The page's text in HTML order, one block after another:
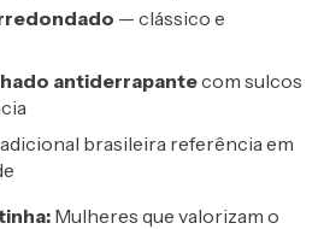
— clássico e
antiderrapantecom sulcos
brasileira referência em
Mulheres que valorizam o